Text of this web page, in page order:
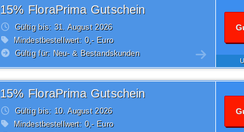
15% FloraPrima Gutschein
Gültig bis: 31. August2026
Mindestbestellwert: 0,- Euro
Gültig für: Neu- & Bestandskunden
15% FloraPrima Gutschein
Gültig bis: 10. August2026
Mindestbestellwert: 0,- Euro